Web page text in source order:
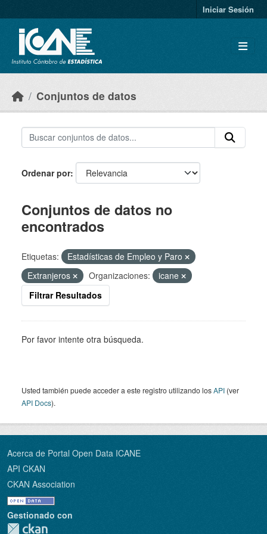
Iniciar Sesión
Conjuntos de datos
Ordenar por
Conjuntos de datos no
encontrados
Etiquetas:
Estadísticas de Empleo y Paro
Extranjeros
Organizaciones:
icane
Filtrar Resultados
Por favor intente otra búsqueda.
Usted también puede acceder a este registro utilizando losAPI (ver
API Docs).
Acerca de Portal Open Data ICANE
API CKAN
CKAN Association
Gestionado con